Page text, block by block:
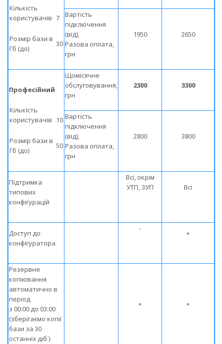
Кількість
користувачів 7
Розмір бази в
Гб (до)
30
Вартість
підключення
(від),
Разова оплата,
грн
1950 2650
Професійний
Кількість
користувачів 10
Розмір бази в
Гб (до)
50
Щомісячне
обслуговування,
грн
2300 3300
Вартість
підключення
(від),
Разова оплата,
грн
2800 3800
Підтримка
типових
конфігурацій
Всі, окрім
УТП, ЗУП
Всі
Доступ до
конфігуратора
-
+
Резервне
копіювання
автоматично в
період
з 00:00 до 03:00
(зберігаємо копії
бази за 30
останніх діб )
+ +